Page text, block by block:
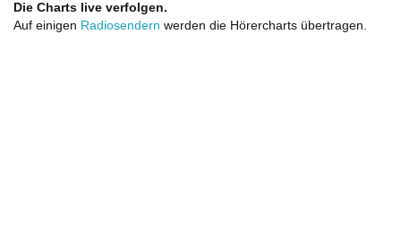
Die Charts live verfolgen.
Auf einigen Radiosendern werden die Hörercharts übertragen.